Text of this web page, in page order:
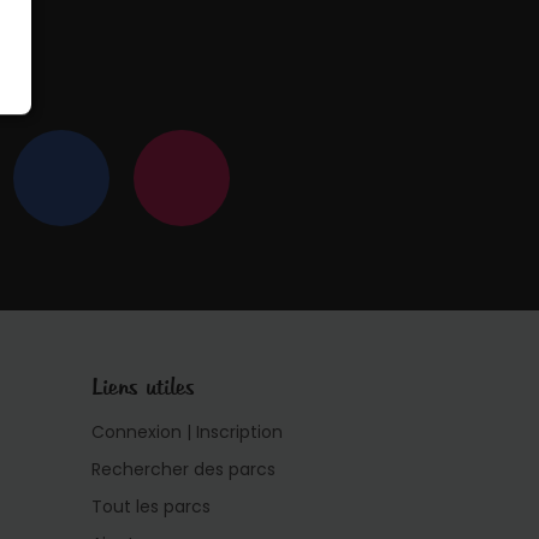
Liens utiles
Connexion | Inscription
Rechercher des parcs
Tout les parcs